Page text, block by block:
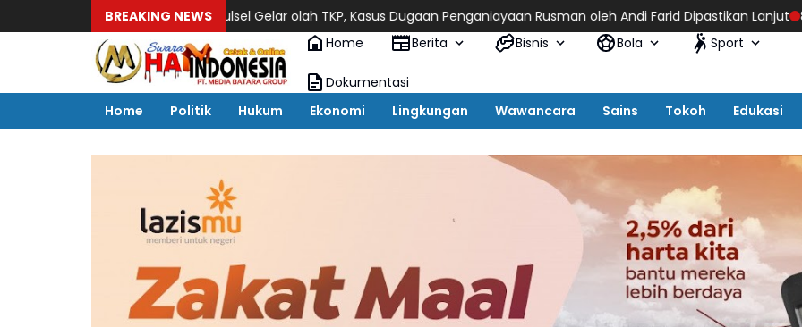
BREAKING NEWS
Polda Sulsel Gelar olah TKP, Kasus Dugaan Penganiayaan Rusman oleh Andi Farid Dipastikan Lanjut 8 Tahun
Home
Berita Bisnis Bola Sport
Dokumentasi
Home
Politik Hukum Ekonomi Lingkungan Wawancara Sains Tokoh Edukasi